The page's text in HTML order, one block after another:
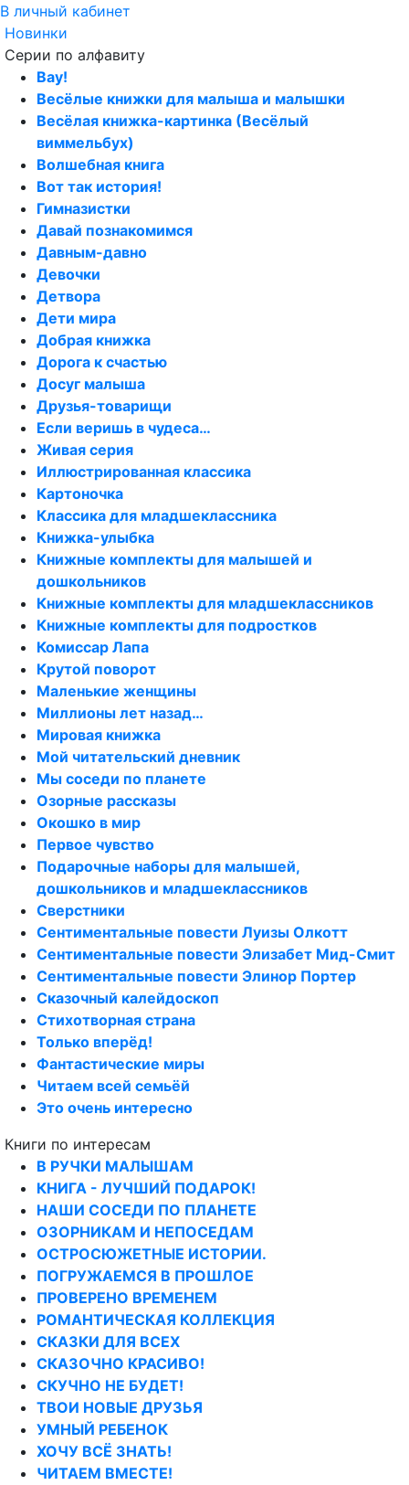
В личный кабинет
Новинки
Серии по алфавиту
Вау!
Весёлые книжки для малыша и малышки
Весёлая книжка-картинка (Весёлый
виммельбух)
Волшебная книга
Вот так история!
Гимназистки
Давай познакомимся
Давным-давно
Девочки
Детвора
Дети мира
Добрая книжка
Дорога к счастью
Досуг малыша
Друзья-товарищи
Если веришь в чудеса…
Живая серия
Иллюстрированная классика
Картоночка
Классика для младшеклассника
Книжка-улыбка
Книжные комплекты для малышей и
дошкольников
Книжные комплекты для младшеклассников
Книжные комплекты для подростков
Комиссар Лапа
Крутой поворот
Маленькие женщины
Миллионы лет назад…
Мировая книжка
Мой читательский дневник
Мы соседи по планете
Озорные рассказы
Окошко в мир
Первое чувство
Подарочные наборы для малышей,
дошкольников и младшеклассников
Сверстники
Сентиментальные повести Луизы Олкотт
Сентиментальные повести Элизабет Мид-Смит
Сентиментальные повести Элинор Портер
Сказочный калейдоскоп
Стихотворная страна
Только вперёд!
Фантастические миры
Читаем всей семьёй
Это очень интересно
Книги по интересам
В РУЧКИ МАЛЫШАМ
КНИГА - ЛУЧШИЙ ПОДАРОК!
НАШИ СОСЕДИ ПО ПЛАНЕТЕ
ОЗОРНИКАМ И НЕПОСЕДАМ
ОСТРОСЮЖЕТНЫЕ ИСТОРИИ.
ПОГРУЖАЕМСЯ В ПРОШЛОЕ
ПРОВЕРЕНО ВРЕМЕНЕМ
РОМАНТИЧЕСКАЯ КОЛЛЕКЦИЯ
СКАЗКИ ДЛЯ ВСЕХ
СКАЗОЧНО КРАСИВО!
СКУЧНО НЕ БУДЕТ!
ТВОИ НОВЫЕ ДРУЗЬЯ
УМНЫЙ РЕБЕНОК
ХОЧУ ВСЁ ЗНАТЬ!
ЧИТАЕМ ВМЕСТЕ!